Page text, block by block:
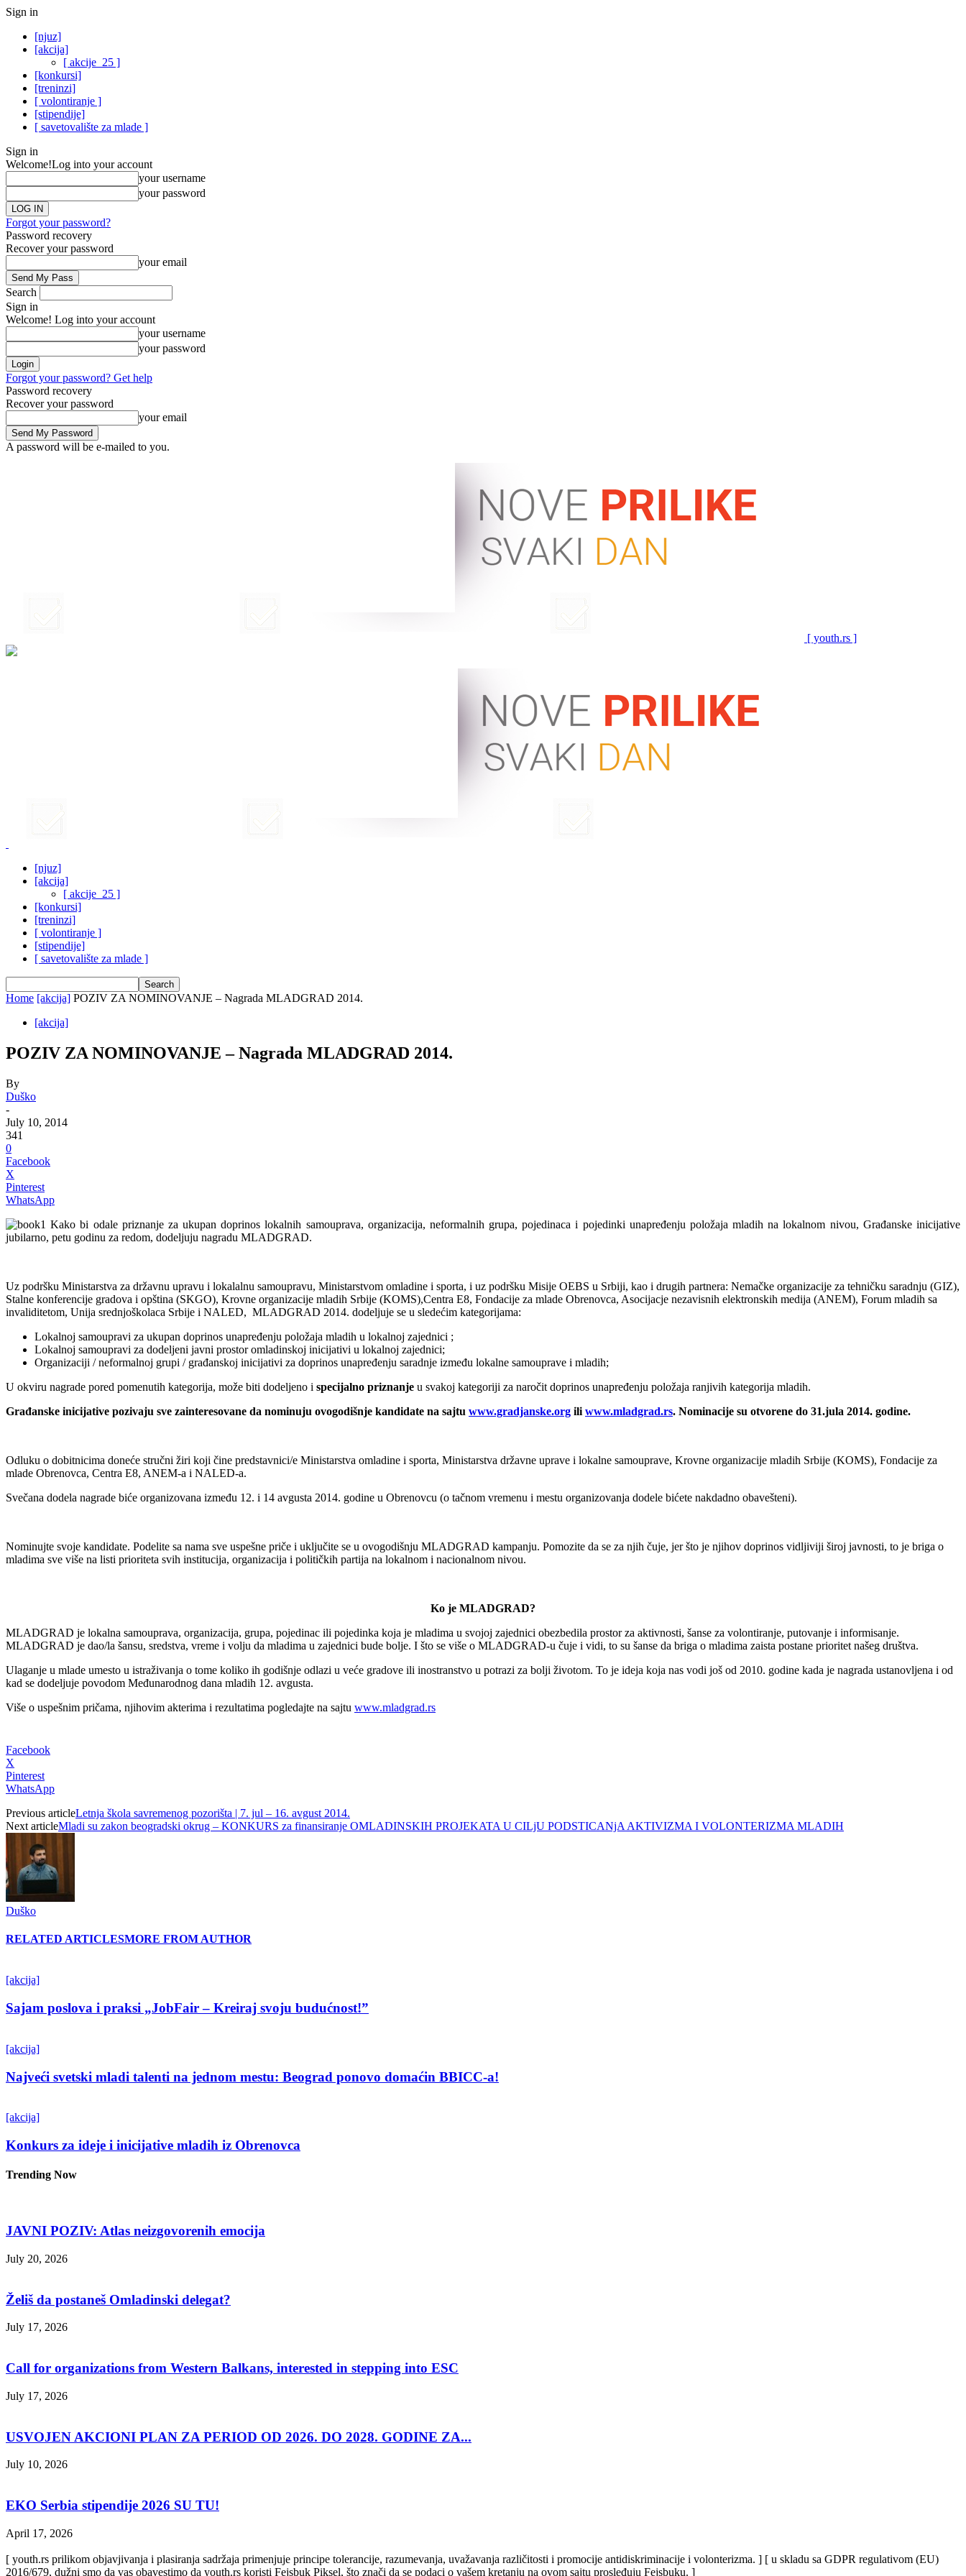
Sign in
[njuz]
[akcija]
[ akcije_25 ]
[konkursi]
[treninzi]
[ volontiranje ]
[stipendije]
[ savetovalište za mlade ]
Sign in
Welcome!Log into your account
your username
your password
Forgot your password?
Password recovery
Recover your password
your email
Search
Sign in
Welcome! Log into your account
your username
your password
Forgot your password? Get help
Password recovery
Recover your password
your email
A password will be e-mailed to you.
[ youth.rs ]
[njuz]
[akcija]
[ akcije_25 ]
[konkursi]
[treninzi]
[ volontiranje ]
[stipendije]
[ savetovalište za mlade ]
Home [akcija] POZIV ZA NOMINOVANJE – Nagrada MLADGRAD 2014.
[akcija]
POZIV ZA NOMINOVANJE – Nagrada MLADGRAD 2014.
By
Duško
-
July 10, 2014
341
0
Facebook
X
Pinterest
WhatsApp
Kako bi odale priznanje za ukupan doprinos lokalnih samouprava, organizacija, neformalnih grupa, pojedinaca i pojedinki unapređenju položaja mladih na lokalnom nivou, Građanske inicijative
jubilarno, petu godinu za redom, dodeljuju nagradu MLADGRAD.
Uz podršku Ministarstva za državnu upravu i lokalalnu samoupravu, Ministarstvom omladine i sporta, i uz podršku Misije OEBS u Srbiji, kao i drugih partnera: Nemačke organizacije za tehničku saradnju (GIZ),
Stalne konferencije gradova i opština (SKGO), Krovne organizacije mladih Srbije (KOMS),Centra E8, Fondacije za mlade Obrenovca, Asocijacje nezavisnih elektronskih medija (ANEM), Forum mladih sa
invaliditetom, Unija srednjoškolaca Srbije i NALED, MLADGRAD 2014. dodeljuje se u sledećim kategorijama:
Lokalnoj samoupravi za ukupan doprinos unapređenju položaja mladih u lokalnoj zajednici ;
Lokalnoj samoupravi za dodeljeni javni prostor omladinskoj inicijativi u lokalnoj zajednici;
Organizaciji / neformalnoj grupi / građanskoj inicijativi za doprinos unapređenju saradnje između lokalne samouprave i mladih;
U okviru nagrade pored pomenutih kategorija, može biti dodeljeno i specijalno priznanje u svakoj kategoriji za naročit doprinos unapređenju položaja ranjivih kategorija mladih.
Građanske inicijative pozivaju sve zainteresovane da nominuju ovogodišnje kandidate na sajtu www.gradjanske.org ili www.mladgrad.rs. Nominacije su otvorene do 31.jula 2014. godine.
Odluku o dobitnicima doneće stručni žiri koji čine predstavnici/e Ministarstva omladine i sporta, Ministarstva državne uprave i lokalne samouprave, Krovne organizacije mladih Srbije (KOMS), Fondacije za
mlade Obrenovca, Centra E8, ANEM-a i NALED-a.
Svečana dodela nagrade biće organizovana između 12. i 14 avgusta 2014. godine u Obrenovcu (o tačnom vremenu i mestu organizovanja dodele bićete nakdadno obavešteni).
Nominujte svoje kandidate. Podelite sa nama sve uspešne priče i uključite se u ovogodišnju MLADGRAD kampanju. Pomozite da se za njih čuje, jer što je njihov doprinos vidljiviji široj javnosti, to je briga o
mladima sve više na listi prioriteta svih institucija, organizacija i političkih partija na lokalnom i nacionalnom nivou.
Ko je MLADGRAD?
MLADGRAD je lokalna samouprava, organizacija, grupa, pojedinac ili pojedinka koja je mladima u svojoj zajednici obezbedila prostor za aktivnosti, šanse za volontiranje, putovanje i informisanje.
MLADGRAD je dao/la šansu, sredstva, vreme i volju da mladima u zajednici bude bolje. I što se više o MLADGRAD-u čuje i vidi, to su šanse da briga o mladima zaista postane prioritet našeg društva.
Ulaganje u mlade umesto u istraživanja o tome koliko ih godišnje odlazi u veće gradove ili inostranstvo u potrazi za bolji životom. To je ideja koja nas vodi još od 2010. godine kada je nagrada ustanovljena i od
kad se dodeljuje povodom Međunarodnog dana mladih 12. avgusta.
Više o uspešnim pričama, njihovim akterima i rezultatima pogledajte na sajtu www.mladgrad.rs
Facebook
X
Pinterest
WhatsApp
Previous articleLetnja škola savremenog pozorišta | 7. jul – 16. avgust 2014.
Next articleMladi su zakon beogradski okrug – KONKURS za finansiranje OMLADINSKIH PROJEKATA U CILjU PODSTICANjA AKTIVIZMA I VOLONTERIZMA MLADIH
Duško
RELATED ARTICLESMORE FROM AUTHOR
[akcija]
Sajam poslova i praksi „JobFair – Kreiraj svoju budućnost!”
[akcija]
Najveći svetski mladi talenti na jednom mestu: Beograd ponovo domaćin BBICC-a!
[akcija]
Konkurs za ideje i inicijative mladih iz Obrenovca
Trending Now
JAVNI POZIV: Atlas neizgovorenih emocija
July 20, 2026
Želiš da postaneš Omladinski delegat?
July 17, 2026
Call for organizations from Western Balkans, interested in stepping into ESC
July 17, 2026
USVOJEN AKCIONI PLAN ZA PERIOD OD 2026. DO 2028. GODINE ZA...
July 10, 2026
EKO Serbia stipendije 2026 SU TU!
April 17, 2026
[ youth.rs prilikom objavjivanja i plasiranja sadržaja primenjuje principe tolerancije, razumevanja, uvažavanja različitosti i promocije antidiskriminacije i volonterizma. ] [ u skladu sa GDPR regulativom (EU)
2016/679, dužni smo da vas obavestimo da youth.rs koristi Fejsbuk Piksel, što znači da se podaci o vašem kretanju na ovom sajtu prosleđuju Fejsbuku. ]